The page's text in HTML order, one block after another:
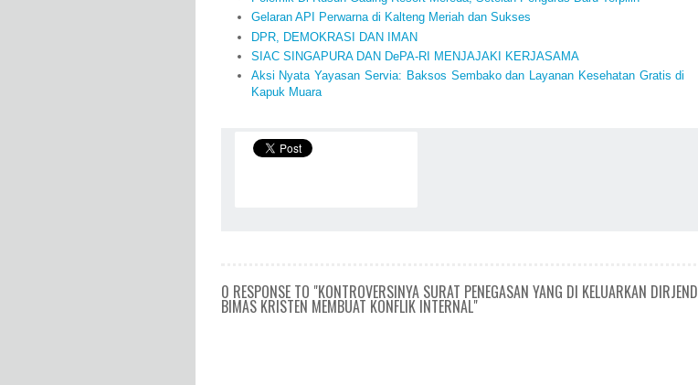
Gelaran API Perwarna di Kalteng Meriah dan Sukses
DPR, DEMOKRASI DAN IMAN
SIAC SINGAPURA DAN DePA-RI MENJAJAKI KERJASAMA
Aksi Nyata Yayasan Servia: Baksos Sembako dan Layanan Kesehatan Gratis di
Kapuk Muara
0 RESPONSE TO "KONTROVERSINYA SURAT PENEGASAN YANG DI KELUARKAN DIRJEND
BIMAS KRISTEN MEMBUAT KONFLIK INTERNAL"